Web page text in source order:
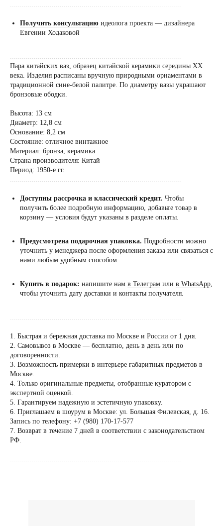
......................................................................................
Получить консультацию идеолога проекта — дизайнера
Евгении Ходаковой
......................................................................................
Пара китайских ваз, образец китайской керамики середины ХХ
века. Изделия расписаны вручную природными орнаментами в
традиционной сине-белой палитре. По диаметру вазы украшают
бронзовые ободки.
Высота: 13 см
Диаметр: 12,8 см
Основание: 8,2 см
Состояние: отличное винтажное
Материал: бронза, керамика
Страна производителя: Китай
Период: 1950-е гг.
......................................................................................
Доступны рассрочка и классический кредит. Чтобы
получить более подробную информацию, добавьте товар в
корзину — условия будут указаны в разделе оплаты.
Предусмотрена подарочная упаковка. Подробности можно
уточнить у менеджера после оформления заказа или связаться с
нами любым удобным способом.
Купить в подарок: напишите нам в Телеграм или в WhatsApp,
чтобы уточнить дату доставки и контакты получателя.
......................................................................................
1. Быстрая и бережная доставка по Москве и России от 1 дня.
2. Самовывоз в Москве — бесплатно, день в день или по
договоренности.
3. Возможность примерки в интерьере габаритных предметов в
Москве.
4. Только оригинальные предметы, отобранные куратором с
экспертной оценкой.
5. Гарантируем надежную и эстетичную упаковку.
6. Приглашаем в шоурум в Москве: ул. Большая Филевская, д. 16.
Запись по телефону: +7 (980) 170-17-577
7. Возврат в течение 7 дней в соответствии с законодательством
РФ.
......................................................................................
Вы можете
коллекционеру,
Посещение только
договоренности